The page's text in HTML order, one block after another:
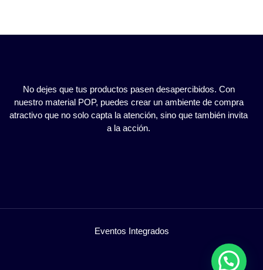
No dejes que tus productos pasen desapercibidos. Con
nuestro material POP, puedes crear un ambiente de compra
atractivo que no solo capta la atención, sino que también invita
a la acción.
Eventos Integrados